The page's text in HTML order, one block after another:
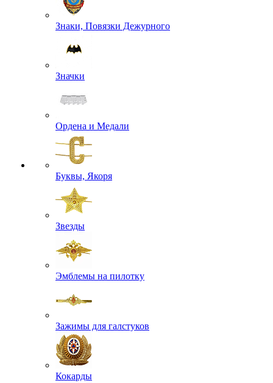
Знаки, Повязки Дежурного
Значки
Ордена и Медали
Буквы, Якоря
Звезды
Эмблемы на пилотку
Зажимы для галстуков
Кокарды